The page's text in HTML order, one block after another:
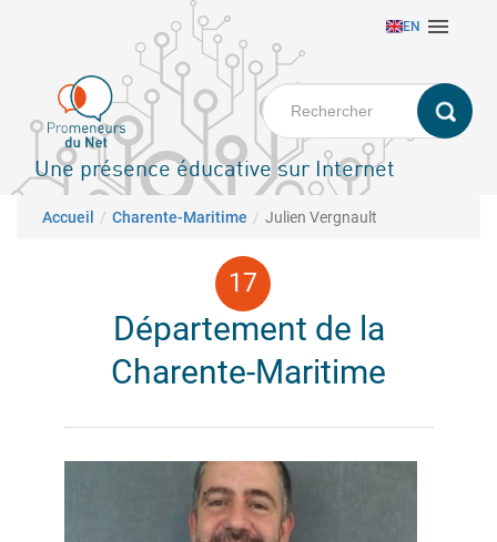
principal
EN 
Une présence éducative sur Internet
Fil d'Ariane
Accueil Charente-Maritime Julien Vergnault
Département de la
Charente-Maritime